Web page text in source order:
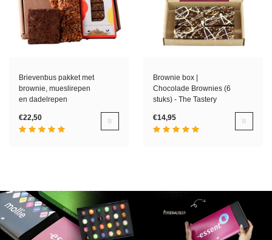
Brievenbus pakket met
brownie, mueslirepen
en dadelrepen
€22,50
Brownie box |
Chocolade Brownies (6
stuks) - The Tastery
€14,95